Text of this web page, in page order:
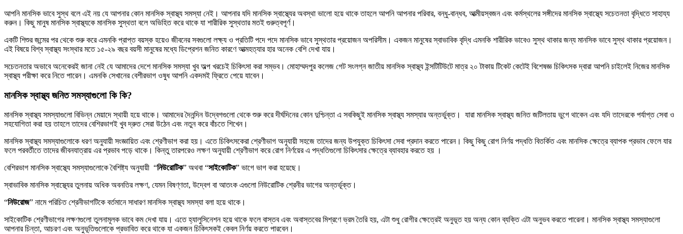
আপনি মানসিক ভাবে সুস্থ বলে এই নয় যে আপনার কোন মানসিক স্বাস্থ্য সমস্যা নেই। আপনার যদি মানসিক স্বাস্থ্যের অবস্থা ভালো হয়ে থাকে তাহলে আপনি আপনার পরিবার, বন্ধু-বান্ধব, আত্মীয়স্বজন এবং কর্মস্থলের সঙ্গীদের মানসিক স্বাস্থ্যে সচেতনতা বৃদ্ধিতে সাহায্য
করুন। কিছু মানুষ মানসিক স্বাস্থ্যকে মানসিক সুস্থতা বলে অভিহিত করে থাকে যা শারীরিক সুস্থতার মতই গুরুত্বপূর্ণ।
একটি শিশুর জন্মের পর থেকে শুরু করে এমনকি প্রাপ্ত বয়স্ক হয়েও জীবনের সবগুলো লক্ষ্য ও প্রতিটি পদে পদে মানসিক ভাবে সুস্থতার প্রয়োজন অপরিসীম। একজন মানুষের স্বাভাবিক বৃদ্ধি এমনকি শারীরিক ভাবেও সুস্থ থাকার জন্য মানসিক ভাবে সুস্থ থাকার প্রয়োজন।
এই বিষয়ে বিশ্ব স্বাস্থ্য সংস্থার মতে ১৫-২৯ বছর বয়সী মানুষের মধ্যে ডিপ্রেশন জনিত কারণে আত্মহত্যার হার অনেক বেশি দেখা যায়।
সচেতনতার অভাবে অনেকেরই জানা নেই যে আমাদের দেশে মানসিক সমস্যা খুব অল্প খরচেই চিকিৎসা করা সম্ভব। মোহাম্মদপুর কলেজ গেট সংলগ্ন জাতীয় মানসিক স্বাস্থ্য ইন্সটিটিউটে মাত্র ২০ টাকায় টিকেট কেটেই বিশেষজ্ঞ চিকিৎসক দ্বারা আপনি চাইলেই নিজের মানসিক
স্বাস্থ্য পরীক্ষা করে নিতে পারেন। এমনকি সেখানের বেশীরভাগ ওষুধ আপনি একদমই ফ্রিতে পেয়ে যাবেন।
মানসিক স্বাস্থ্য জনিত সমস্যাগুলো কি কি?
মানসিক স্বাস্থ্য সমস্যাগুলো বিভিন্ন মেয়াদে স্থায়ী হয়ে থাকে। আমাদের দৈনন্দিন উদ্বেগগুলো থেকে শুরু করে দীর্ঘদিনের কোন দুশ্চিন্তা এ সবকিছুই মানসিক স্বাস্থ্য সমস্যার অন্তর্ভুক্ত। যারা মানসিক স্বাস্থ্য জনিত জটিলতায় ভুগে থাকেন এবং যদি তাদেরকে পর্যাপ্ত সেবা ও
সহযোগিতা করা হয় তাহলে তাদের বেশিরভাগই খুব দ্রুত সেরা উঠেন এবং নতুন করে বাঁচতে শিখেন।
মানসিক স্বাস্থ্য সমস্যাগুলোকে ধরণ অনুযায়ী সংজ্ঞায়িত এবং শ্রেণীভাগ করা হয়। এতে চিকিৎসকেরা শ্রেণীভাগ অনুযায়ী সহজে তাদের জন্য উপযুক্ত চিকিৎসা সেবা প্রদান করতে পারেন। কিছু কিছু রোগ নির্ণয় পদ্ধতি বিতর্কিত এবং মানসিক ক্ষেত্রে ব্যাপক প্রভাব ফেলে যার
ফলে পরবর্তীতে তাদের জীবনযাত্রায় এর প্রভাব পড়ে থাকে। কিন্তু তারপরেও লক্ষণ অনুযায়ী শ্রেণীভাগ করে রোগ নির্ণয়ের এ পদ্ধতিগুলো চিকিৎসার ক্ষেত্রে ব্যাবহার করতে হয় ।
বেশিরভাগ মানসিক স্বাস্থ্যে সমস্যাগুলোকে বৈশিষ্ট্য অনুযায়ী “নিউরোটিক” অথবা “সাইকোটিক” ভাগে ভাগ করা হয়েছে।
স্বাভাবিক মানসিক স্বাস্থ্যের তুলনায় অধিক অবনতির লক্ষণ, যেমন বিষণ্ণতা, উদ্বেগ বা আতংক এগুলো নিউরোটিক শ্রেনীর ভাগের অন্তর্ভূক্ত।
“নিউরোজ” নামে পরিচিত শ্রেনীভাগটিকে বর্তমানে সাধারণ মানসিক স্বাস্থ্য সমস্যা বলা হয়ে থাকে।
সাইকোটিক শ্রেণীভাগের লক্ষণগুলো তুলনামূলক ভাবে কম দেখা যায়। এতে হ্যালুসিনেশন হয়ে থাকে ফলে বাস্তব এবং অবাস্তবের মিশ্রণে ভ্রম তৈরি হয়, এটা শুধু রোগীর ক্ষেত্রেই অনুভূত হয় অন্য কোন ব্যক্তি এটা অনুভব করতে পারেনা। মানসিক স্বাস্থ্য সমস্যাগুলো
আপনার চিন্তা, আচরণ এবং অনুভূতিগুলোকে প্রভাবিত করে থাকে যা একজন চিকিৎসকই কেবল নির্ণয় করতে পারবেন।